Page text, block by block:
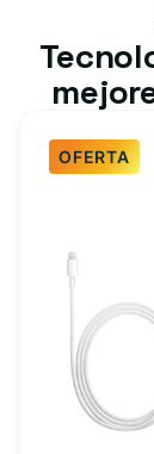
OFERTA
para
iPhone,
iPad: